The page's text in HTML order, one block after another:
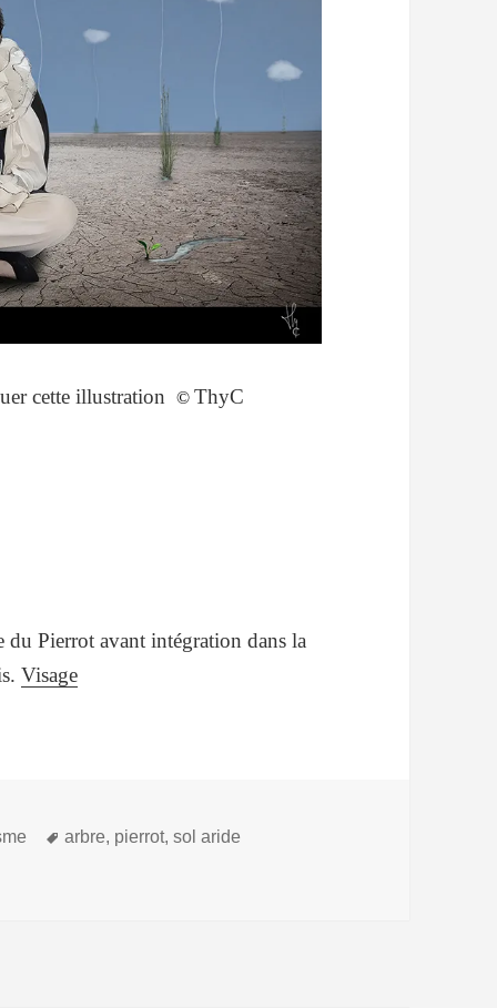
cette illustration©ThyC
Pierrot avant intégration dans la
Visage
Mots-
arbre, pierrot,sol aride